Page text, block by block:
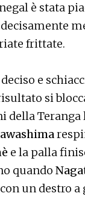
è stata
frittate.
e
si
della
e la palla
quando
un destro a